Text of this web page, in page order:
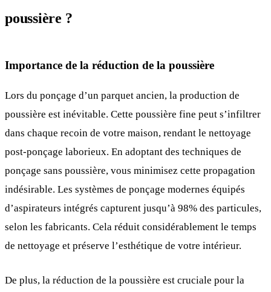
poussière ?
Importance de la réduction de la poussière
Lors du ponçage d’un parquet ancien, la production de
poussière est inévitable. Cette poussière fine peut s’infiltrer
dans chaque recoin de votre maison, rendant le nettoyage
post-ponçage laborieux. En adoptant des techniques de
ponçage sans poussière, vous minimisez cette propagation
indésirable. Les systèmes de ponçage modernes équipés
d’aspirateurs intégrés capturent jusqu’à 98% des particules,
selon les fabricants. Cela réduit considérablement le temps
de nettoyage et préserve l’esthétique de votre intérieur.
De plus, la réduction de la poussière est cruciale pour la